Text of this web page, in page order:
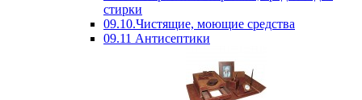
стирки
09.10.Чистящие, моющие средства
09.11 Антисептики